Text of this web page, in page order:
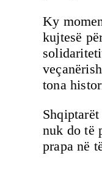
Ky
kujtesë
tona
nuk do të
prapa në